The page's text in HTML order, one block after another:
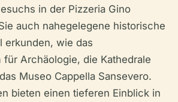
in der Pizzeria Gino
auch nahegelegene historische
erkunden, wie das
für Archäologie, die Kathedrale
Museo Cappella Sansevero.
bieten einen tieferen Einblick in